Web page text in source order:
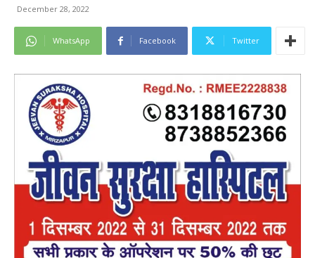
December 28, 2022
WhatsApp Facebook Twitter